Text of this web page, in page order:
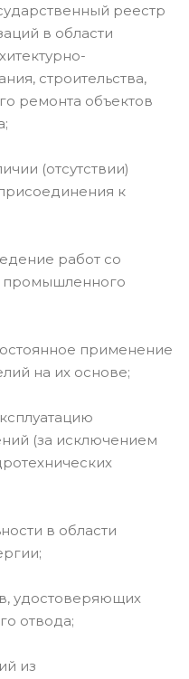
реестр
в области
строительства,
ремонта объектов
(отсутствии)
к
работ со
промышленного
применение
на их основе;
(за исключением
в области
удостоверяющих
отвода;
из